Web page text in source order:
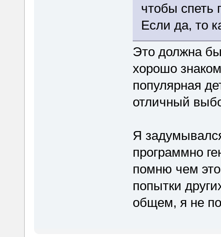
чтобы спеть
Если да, то
Это должна
хорошо
популярная
отличный
Я
программно
помню чем
попытки
общем, я не